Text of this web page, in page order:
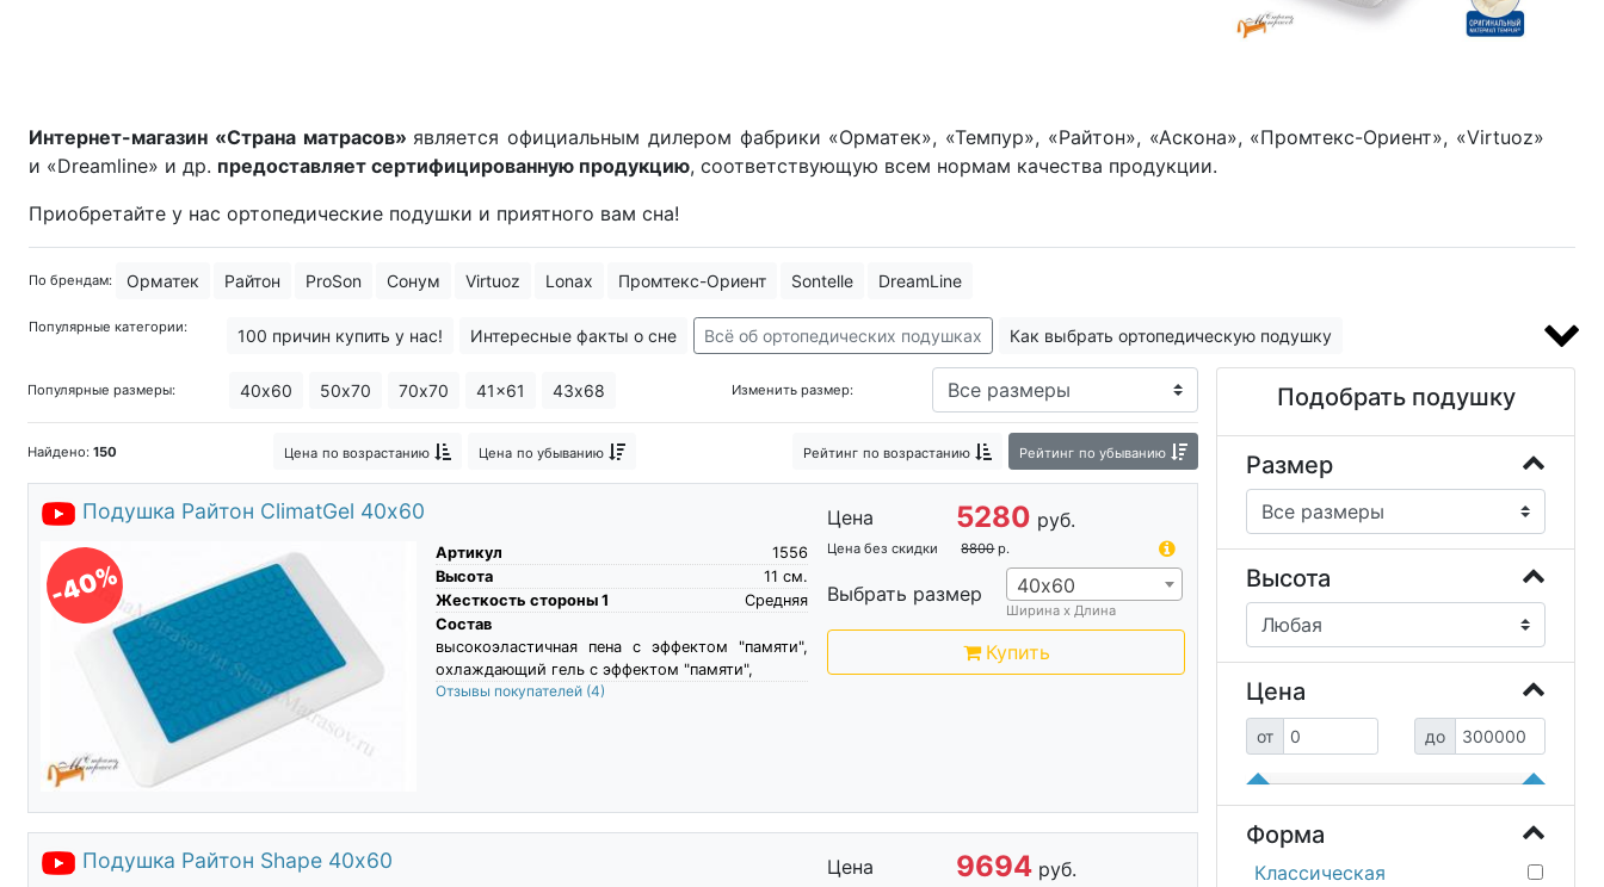
Интернет-магазин «Страна матрасов» является официальным дилером фабрики «Орматек», «Темпур», «Райтон», «Аскона», «Промтекс-Ориент», «Virtuoz»
и «Dreamline» и др. предоставляет сертифицированную продукцию, соответствующую всем нормам качества продукции.
Приобретайте у нас ортопедические подушки и приятного вам сна!
По брендам: Орматек Райтон ProSon Сонум Virtuoz Lonax Промтекс-Ориент Sontelle DreamLine
Популярные категории: 100 причин купить у нас! Интересные факты о сне Всё об ортопедических подушках Как выбрать ортопедическую подушку
Наполнители матрасов и наматрасников Орматек Недорогие матрасы
Наполнители наматрасников Орматек, Райтон 20 самых популярных моделей матрасов 2018 года Комплекты постельного белья и одеяла.
Коллекция подушек TEMPUR для путешествий и многофункциональные подушки Кокосовые наматрасники
Популярные размеры: 40х60 50х70 70х70 41x61 43х68 Изменить размер:
Найдено: 150 Цена по возрастанию Цена по убыванию Рейтинг по возрастанию Рейтинг по убыванию
Подушка Райтон ClimatGel 40х60
-40%
Артикул
1556
Высота
см.
11
Жесткость стороны 1
Средняя
Состав
высокоэластичная пена c эффектом "памяти",
охлаждающий гель с эффектом "памяти",
Отзывы покупателей (4)
Цена 5280 руб.
Цена без скидки 8800 р.
Выбрать размер 40х60
Ширина х Длина
Купить
Подушка Райтон Shape 40х60 Цена 9694 руб.
Подобрать подушку
Размер
Высота
Цена
от до
Форма
Классическая